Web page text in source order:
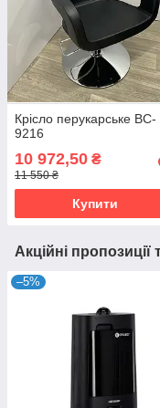
Крісло перукарське BC-
9216
10 972,50 ₴
11 550 ₴
Купити
Акційні пропозиції
–5%